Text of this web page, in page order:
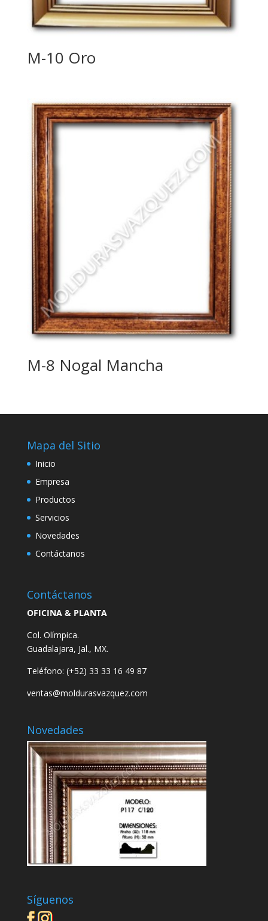
M-10 Oro
M-8 Nogal Mancha
Mapa del Sitio
Inicio
Empresa
Productos
Servicios
Novedades
Contáctanos
Contáctanos
OFICINA & PLANTA
Col. Olímpica.
Guadalajara, Jal., MX.
Teléfono: (+52) 33 33 16 49 87
ventas@moldurasvazquez.com
Novedades
Síguenos